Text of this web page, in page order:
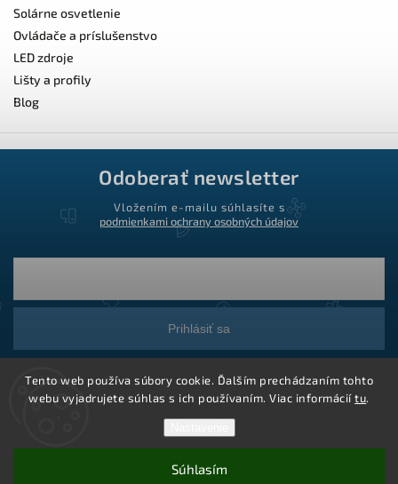
Tento web používa súbory cookie. Ďalším prechádzaním tohto
webu vyjadrujete súhlas s ich používaním. Viac informáciítu.
Súhlasím
Solárne osvetlenie
Ovládače a príslušenstvo
LED zdroje
Lišty a profily
Blog
Odoberať newsletter
Vložením e-mailu súhlasíte s
podmienkami ochrany osobných údajov
Prihlásiť sa